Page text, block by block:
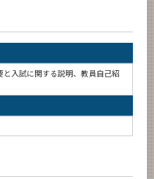
入試に関する説明、教員自己紹